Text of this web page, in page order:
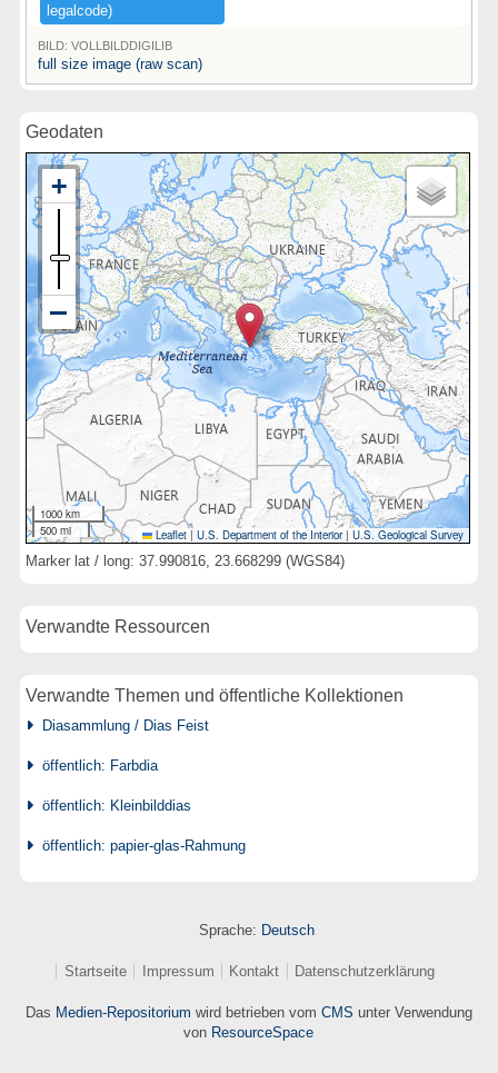
legalcode)​
BILD: VOLLBILDDIGILIB
full size image (raw scan)
Geodaten
1000 km
500 mi
Leaflet | U.S. Department of the Interior|U.S. Geological Survey
Marker lat / long: 37.990816, 23.668299 (WGS84)
Verwandte Ressourcen
Verwandte Themen und öffentliche Kollektionen
Diasammlung / Dias Feist
öffentlich: Farbdia
öffentlich: Kleinbilddias
öffentlich: papier-glas-Rahmung
Sprache: Deutsch
Startseite Impressum Kontakt Datenschutzerklärung
Das Medien-Repositorium wird betrieben vom CMS unter Verwendung
von ResourceSpace